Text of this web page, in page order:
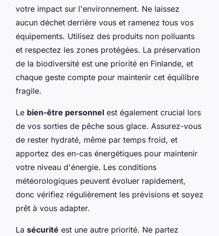
votre impact sur l'environnement. Ne laissez
aucun déchet derrière vous et ramenez tous vos
équipements. Utilisez des produits non polluants
et respectez les zones protégées. La préservation
de la biodiversité est une priorité en Finlande, et
chaque geste compte pour maintenir cet équilibre
fragile.
Le bien-être personnel est également crucial lors
de vos sorties de pêche sous glace. Assurez-vous
de rester hydraté, même par temps froid, et
apportez des en-cas énergétiques pour maintenir
votre niveau d'énergie. Les conditions
météorologiques peuvent évoluer rapidement,
donc vérifiez régulièrement les prévisions et soyez
prêt à vous adapter.
La sécurité est une autre priorité. Ne partez